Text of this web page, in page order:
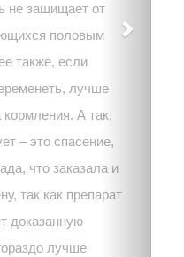
не защищает от
половым
также, если
лучше
А так,
– это спасение,
что заказала и
так как препарат
доказанную
лучше